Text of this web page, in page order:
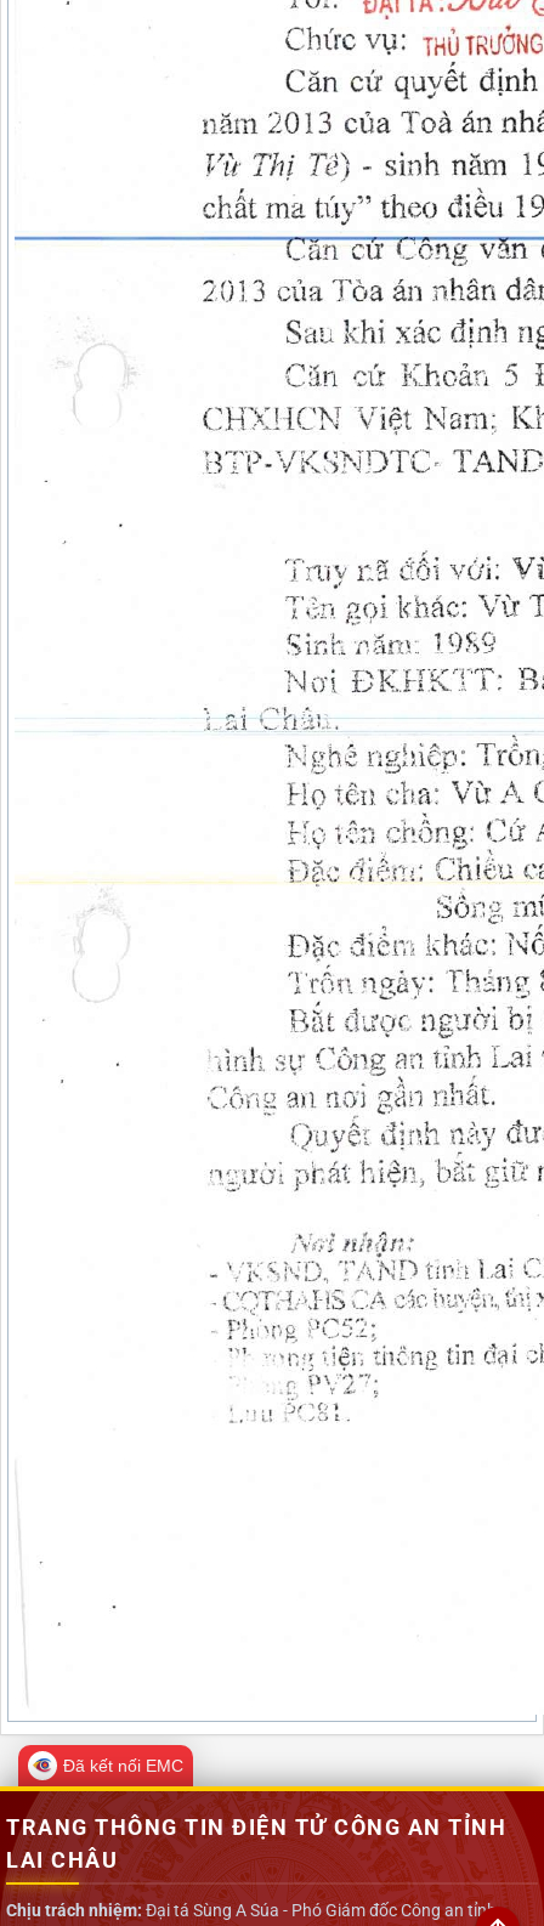
Đã kết nối EMC
TRANG THÔNG TIN ĐIỆN TỬ CÔNG AN TỈNH
LAI CHÂU
Chịu trách nhiệm:Đại tá Sùng A Súa - Phó Giám đốc Công an tỉnh -